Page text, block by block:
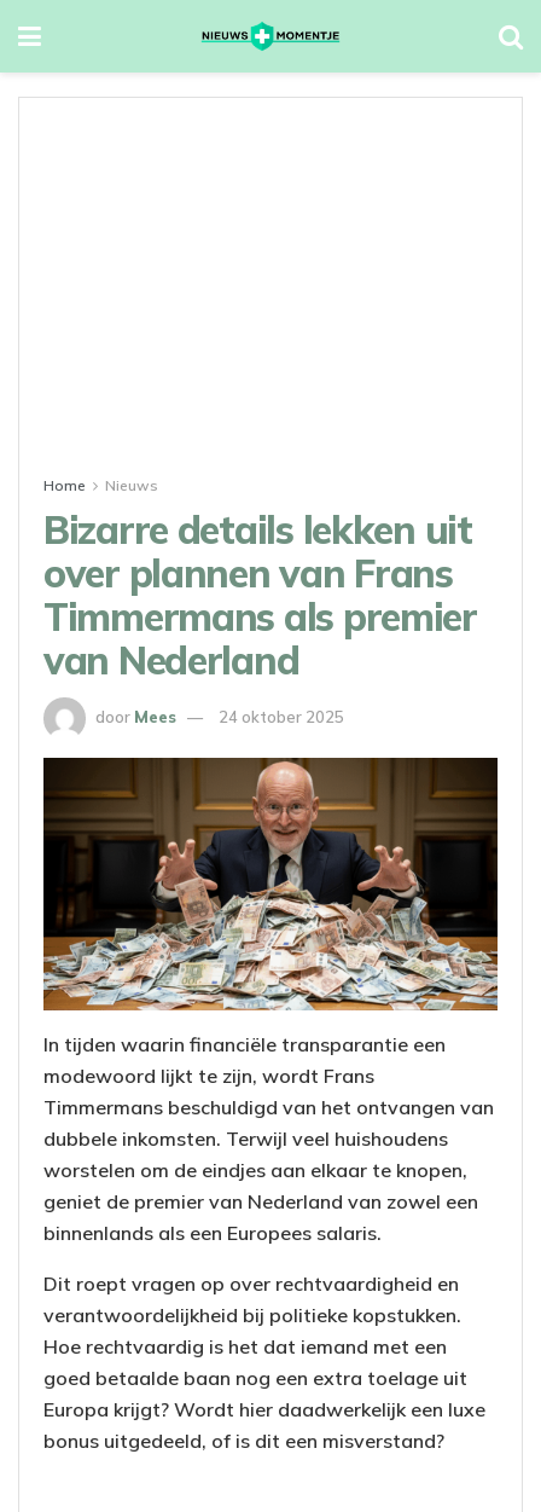
Home Nieuws
Bizarre details lekken uit
over plannen van Frans
Timmermans als premier
van Nederland
door Mees 24 oktober 2025
In tijden waarin financiële transparantie een
modewoord lijkt te zijn, wordt Frans
Timmermans beschuldigd van het ontvangen van
dubbele inkomsten. Terwijl veel huishoudens
worstelen om de eindjes aan elkaar te knopen,
geniet de premier van Nederland van zowel een
binnenlands als een Europees salaris.
Dit roept vragen op over rechtvaardigheid en
verantwoordelijkheid bij politieke kopstukken.
Hoe rechtvaardig is het dat iemand met een
goed betaalde baan nog een extra toelage uit
Europa krijgt? Wordt hier daadwerkelijk een luxe
bonus uitgedeeld, of is dit een misverstand?